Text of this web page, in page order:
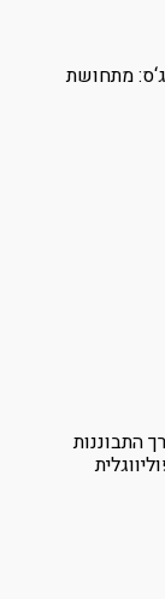
מתחושת
התבוננות